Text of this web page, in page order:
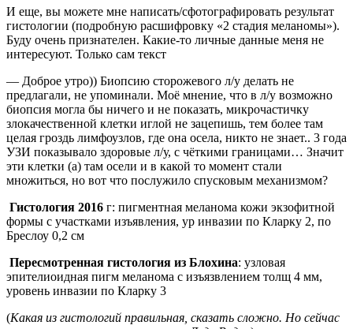
И еще, вы можете мне написать/сфотографировать результат
гистологии (подробную расшифровку «2 стадия меланомы»).
Буду очень признателен. Какие-то личные данные меня не
интересуют. Только сам текст
— Доброе утро)) Биопсию сторожевого л/у делать не
предлагали, не упоминали. Моё мнение, что в л/у возможно
биопсия могла бы ничего и не показать, микрочастичку
злокачественной клетки иглой не зацепишь, тем более там
целая гроздь лимфоузлов, где она осела, никто не знает.. 3 года
УЗИ показывало здоровые л/у, с чёткими границами… Значит
эти клетки (а) там осели и в какой то момент стали
множиться, но вот что послужило спусковым механизмом?
Гистология 2016 г: пигментная меланома кожи экзофитной
формы с участками изъявления, ур инвазии по Кларку 2, по
Бреслоу 0,2 см
Пересмотренная гистология из Блохина: узловая
эпителиоидная пигм меланома с изъязвлением толщ 4 мм,
уровень инвазии по Кларку 3
(Какая из гистологий правильная, сказать сложно. Но сейчас